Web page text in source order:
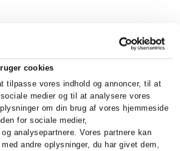
cookies
tilpasse vores indhold og annoncer, til at
medier og til at analysere vores
om din brug af vores hjemmeside
for sociale medier,
analysepartnere. Vores partnere kan
andre oplysninger, du har givet dem,